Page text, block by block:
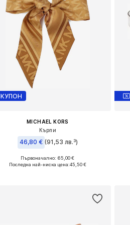
КУПОН
MICHAEL KORS
Кърпи
46,80 € (91,53 лв.³)
Налични размери: One Size
Първоначално: 65,00 €
Последна най-ниска цена:45,50 €